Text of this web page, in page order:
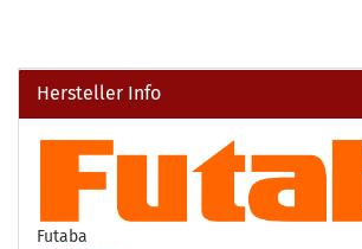
Hersteller Info
Futaba